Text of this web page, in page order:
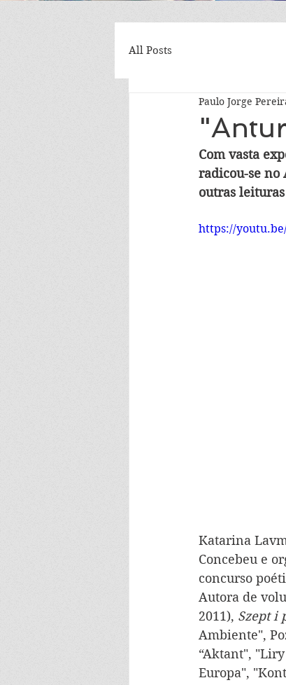
All Posts
Paulo Jorge
Com vasta
radicou-se no
outras
https://
Katarina
Concebeu e
concurso
Autora de
2011), Szept i
Ambiente",
“Aktant",
Europa",